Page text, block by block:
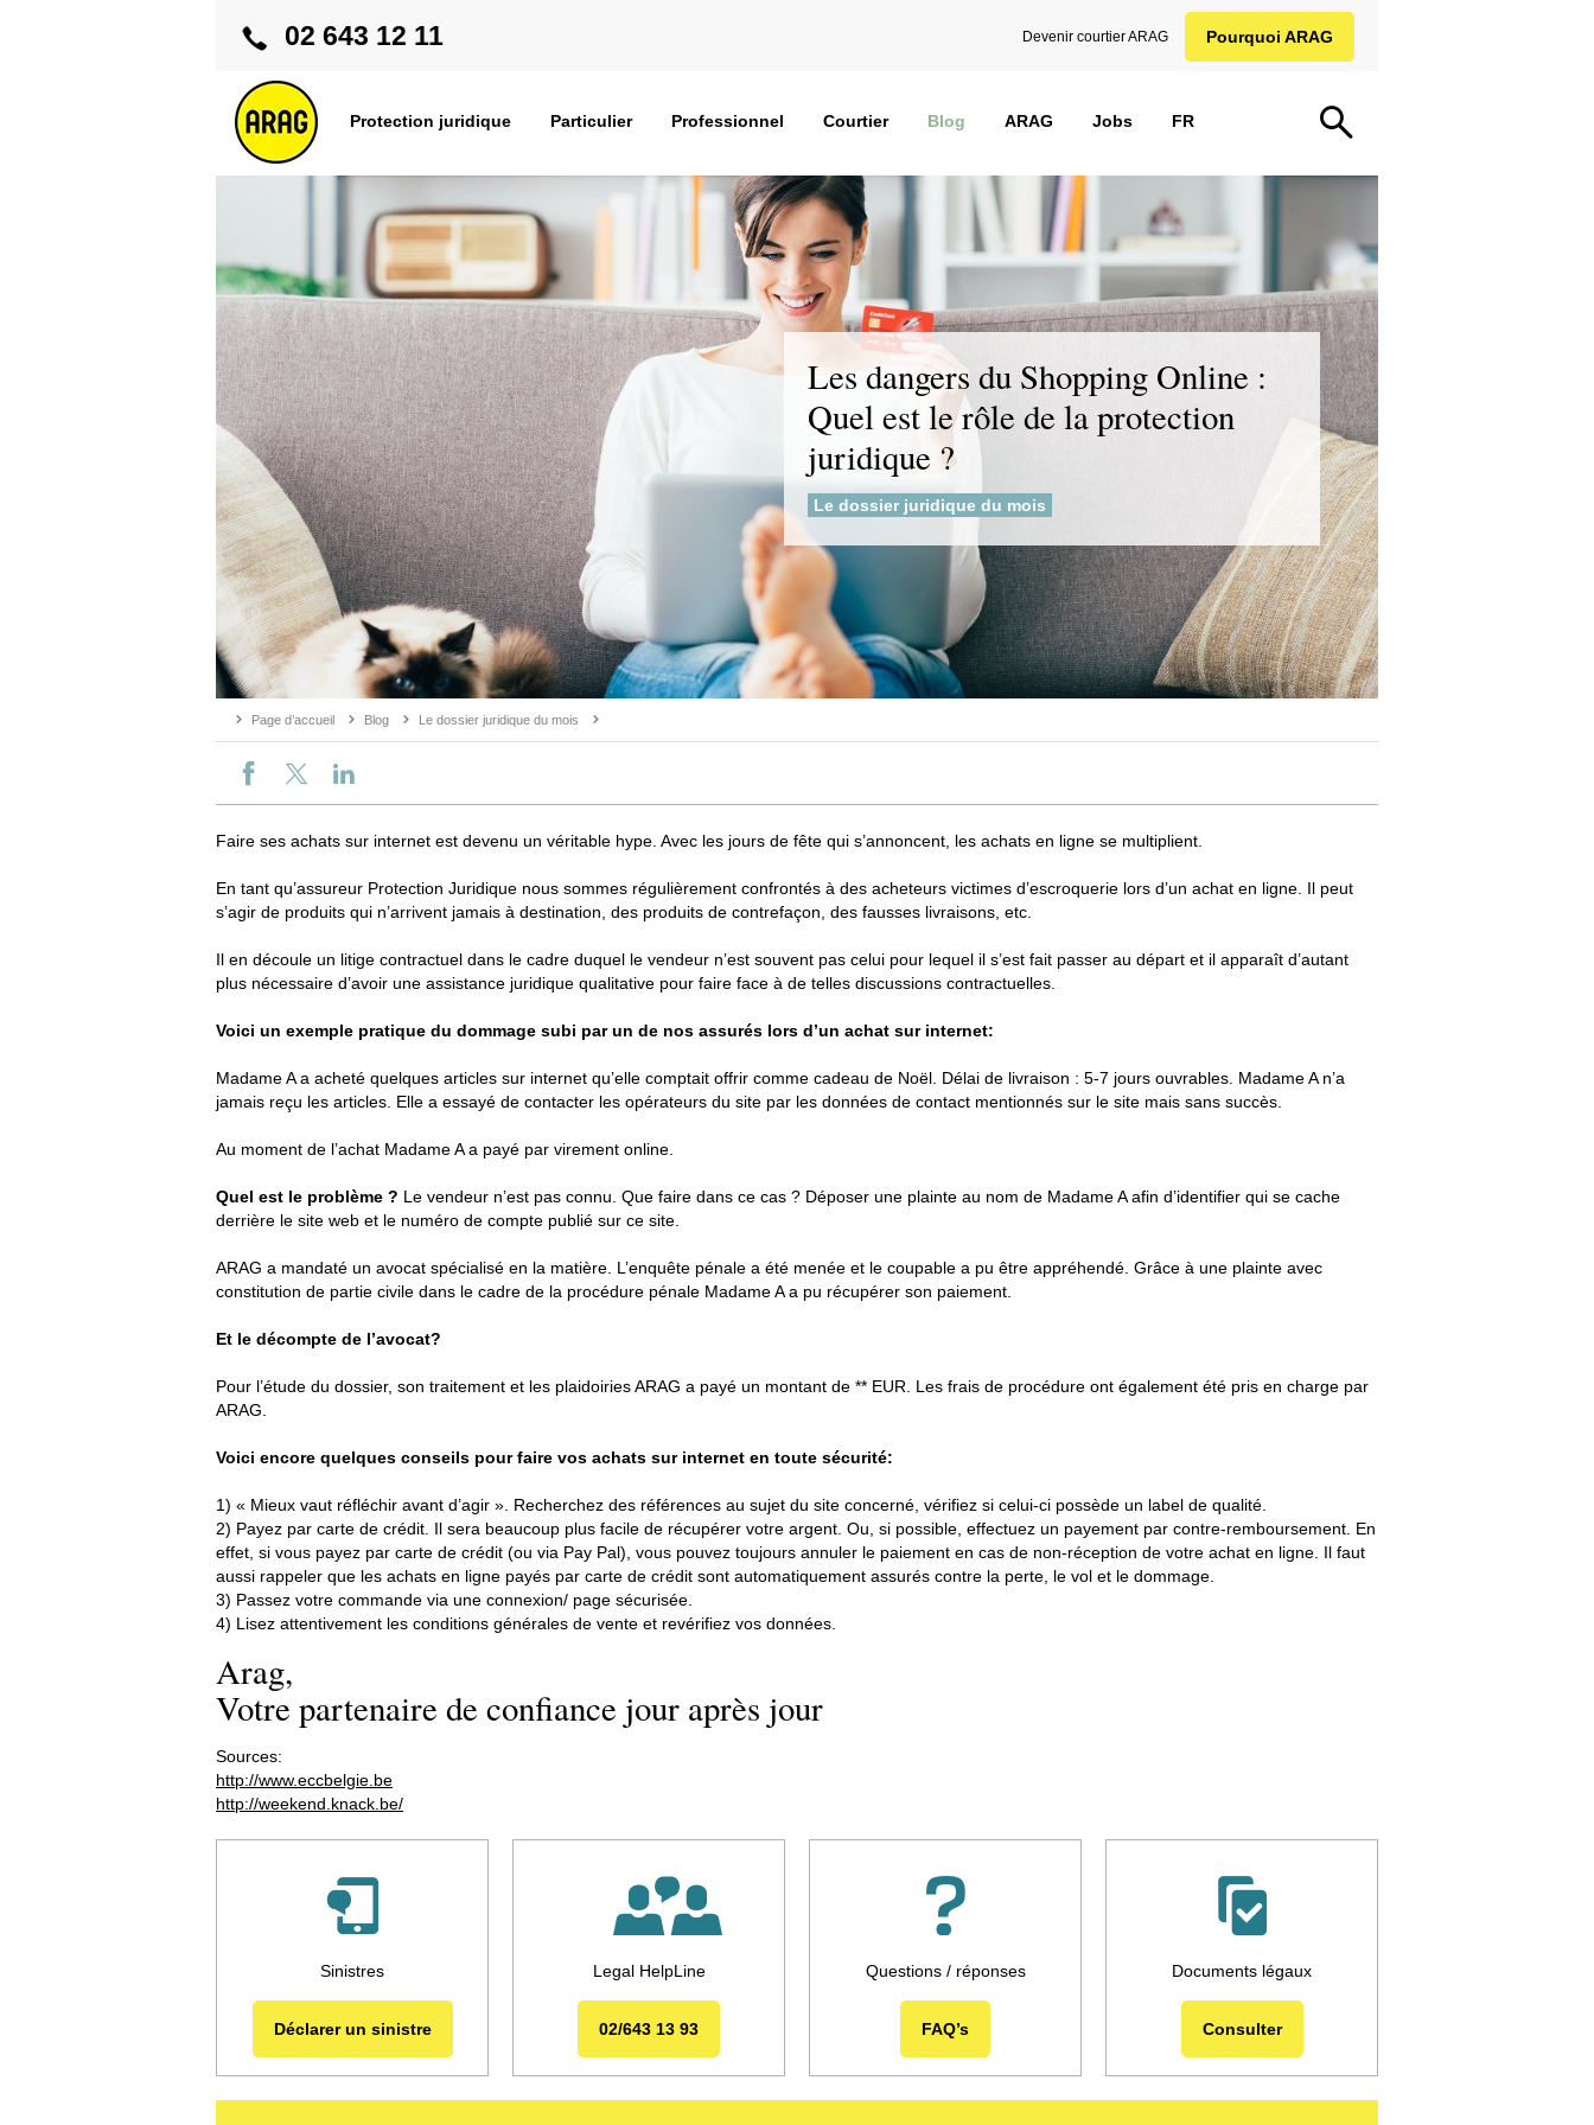
02 643 12 11 Devenir courtier ARAG Pourquoi ARAG
Protection juridique Particulier Professionnel Courtier Blog ARAG Jobs FR
Page d’accueil Blog Le dossier juridique du mois
Les dangers du Shopping Online :
Quel est le rôle de la protection
juridique ?
Le dossier juridique du mois
Faire ses achats sur internet est devenu un véritable hype. Avec les jours de fête qui s’annoncent, les achats en ligne se multiplient.
En tant qu’assureur Protection Juridique nous sommes régulièrement confrontés à des acheteurs victimes d’escroquerie lors d’un achat en ligne. Il peut
s’agir de produits qui n’arrivent jamais à destination, des produits de contrefaçon, des fausses livraisons, etc.
Il en découle un litige contractuel dans le cadre duquel le vendeur n’est souvent pas celui pour lequel il s’est fait passer au départ et il apparaît d’autant
plus nécessaire d’avoir une assistance juridique qualitative pour faire face à de telles discussions contractuelles.
Voici un exemple pratique du dommage subi par un de nos assurés lors d’un achat sur internet:
Madame A a acheté quelques articles sur internet qu’elle comptait offrir comme cadeau de Noël. Délai de livraison : 5-7 jours ouvrables. Madame A n’a
jamais reçu les articles. Elle a essayé de contacter les opérateurs du site par les données de contact mentionnés sur le site mais sans succès.
Au moment de l’achat Madame A a payé par virement online.
Quel est le problème ? Le vendeur n’est pas connu. Que faire dans ce cas ? Déposer une plainte au nom de Madame A afin d’identifier qui se cache
derrière le site web et le numéro de compte publié sur ce site.
ARAG a mandaté un avocat spécialisé en la matière. L’enquête pénale a été menée et le coupable a pu être appréhendé. Grâce à une plainte avec
constitution de partie civile dans le cadre de la procédure pénale Madame A a pu récupérer son paiement.
Et le décompte de l’avocat?
Pour l’étude du dossier, son traitement et les plaidoiries ARAG a payé un montant de ** EUR. Les frais de procédure ont également été pris en charge par
ARAG.
Voici encore quelques conseils pour faire vos achats sur internet en toute sécurité:
1) « Mieux vaut réfléchir avant d’agir ». Recherchez des références au sujet du site concerné, vérifiez si celui-ci possède un label de qualité.
2) Payez par carte de crédit. Il sera beaucoup plus facile de récupérer votre argent. Ou, si possible, effectuez un payement par contre-remboursement. En
effet, si vous payez par carte de crédit (ou via Pay Pal), vous pouvez toujours annuler le paiement en cas de non-réception de votre achat en ligne. Il faut
aussi rappeler que les achats en ligne payés par carte de crédit sont automatiquement assurés contre la perte, le vol et le dommage.
3) Passez votre commande via une connexion/ page sécurisée.
4) Lisez attentivement les conditions générales de vente et revérifiez vos données.
Arag,
Votre partenaire de confiance jour après jour
Sources:
http://www.eccbelgie.be
http://weekend.knack.be/
Sinistres
Déclarer un sinistre
Legal HelpLine
02/643 13 93
Questions / réponses
FAQ’s
Documents légaux
Consulter